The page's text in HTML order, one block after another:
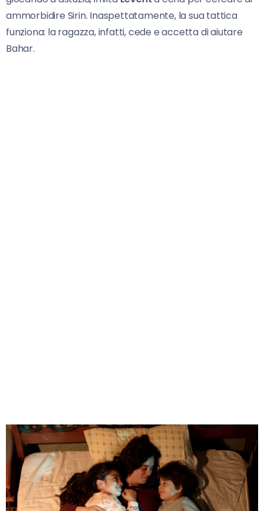
ammorbidire Sirin. Inaspettatamente, la sua tattica
funziona: la ragazza, infatti, cede e accetta di aiutare
Bahar.